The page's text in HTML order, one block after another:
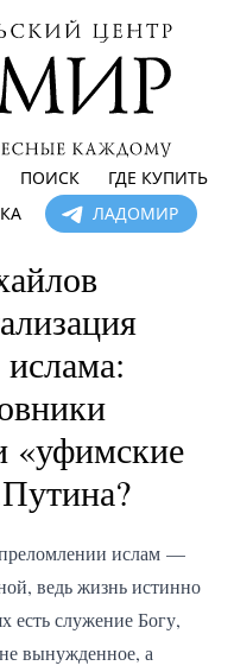
ПОИСК
ГДЕ КУПИТЬ
ЛАДОМИР
ислама:
«уфимские
ислам —
ведь жизнь истинно
есть служение Богу,
вынужденное, а